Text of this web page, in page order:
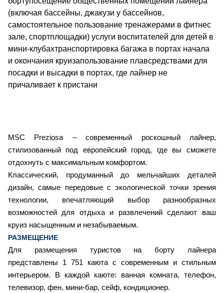
MSC Preziosa – современный роскошный лайнер,
стилизованный под европейский город, где вы сможете
отдохнуть с максимальным комфортом.
Классический, продуманный до мельчайших деталей
дизайн, самые передовые с экологической точки зрения
технологии, впечатляющий выбор разнообразных
возможностей для отдыха и развлечений сделают ваш
круиз насыщенным и незабываемым.
РАЗМЕЩЕНИЕ
Для размещения туристов на борту лайнера
представлены 1 751 каюта с современным и стильным
интерьером. В каждой каюте: ванная комната, телефон,
телевизор, фен, мини-бар, сейф, кондиционер.
(включая бассейны, джакузи у бассейнов,
самостоятельное пользование тренажерами в фитнес
зале, спортплощадки) услуги воспитателей для детей в
мини-клубахтранспортировка багажа в портах начала
и окончания круизапользование плавсредствами для
посадки и высадки в портах, где лайнер не
причаливает к пристани